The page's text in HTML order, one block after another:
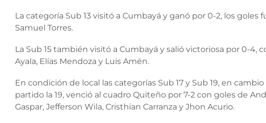
La categoría Sub 13 visitó a Cumbayá y ganó por 0-2, los goles
Samuel Torres.
La Sub 15 también visitó a Cumbayá y salió victoriosa por 0-4,
Ayala, Elías Mendoza y Luis Amén.
En condición de local las categorías Sub 17 y Sub 19, en
partido la 19, venció al cuadro Quiteño por 7-2 con goles de
Gaspar, Jefferson Wila, Cristhian Carranza y Jhon Acurio.